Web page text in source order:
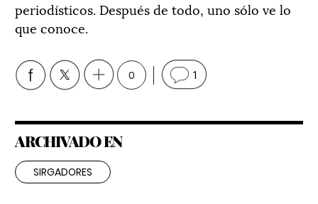
periodísticos. Después de todo, uno sólo ve lo
que conoce.
0 1
ARCHIVADO EN
SIRGADORES